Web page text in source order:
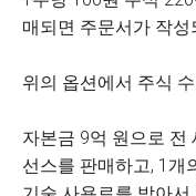
매되면 주문서가 작성
위의 옵션에서 주식
자본금 9억 원으로 전
선스를 판매하고, 1개